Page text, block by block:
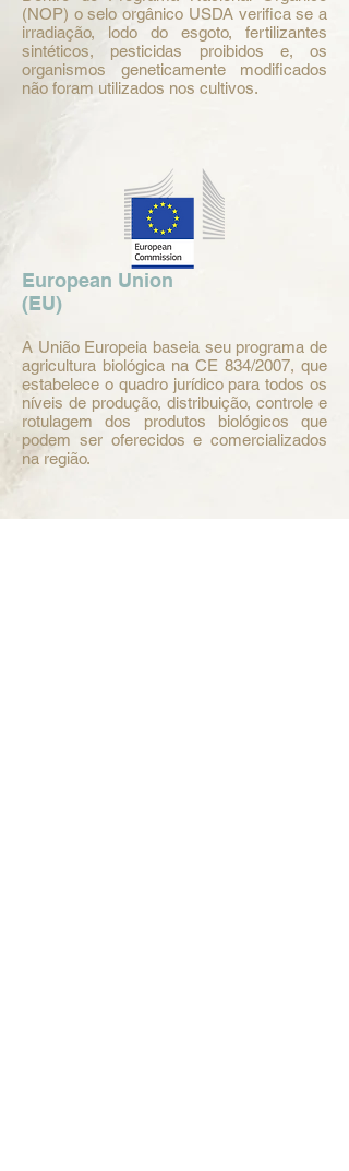
European Union
(EU)
A União Europeia baseia seu programa de
agricultura biológica na CE 834/2007, que
estabelece o quadro jurídico para todos os
níveis de produção, distribuição, controle e
rotulagem dos produtos biológicos que
podem ser oferecidos e comercializados
na região.
(NOP) o selo orgânico USDA verifica se a
irradiação, lodo do esgoto, fertilizantes
sintéticos, pesticidas proibidos e, os
organismos geneticamente modificados
não foram utilizados nos cultivos.